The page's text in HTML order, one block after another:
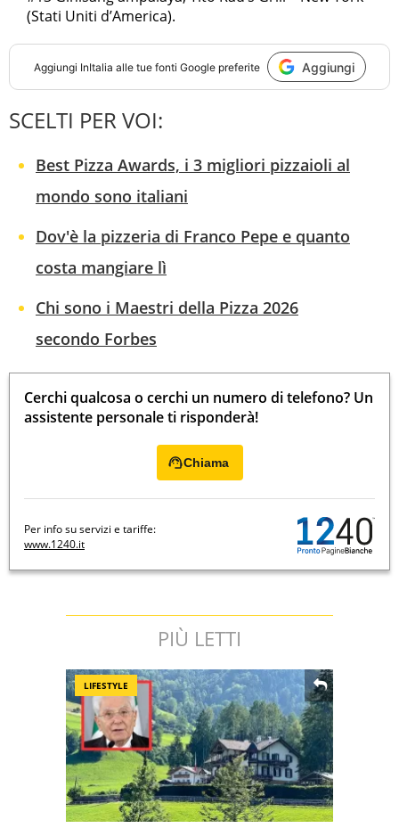
(Stati Uniti d’America).
Aggiungi InItalia alle tue fonti Google preferite Aggiungi
SCELTI PER VOI:
Best Pizza Awards, i 3 migliori pizzaioli al
mondo sono italiani
Dov'è la pizzeria di Franco Pepe e quanto
costa mangiare lì
Chi sono i Maestri della Pizza 2026
secondo Forbes
Cerchi qualcosa o cerchi un numero di telefono? Un
assistente personale ti risponderà!
Chiama
Per info su servizi e tariffe:
www.1240.it
PIÙ LETTI
LIFESTYLE